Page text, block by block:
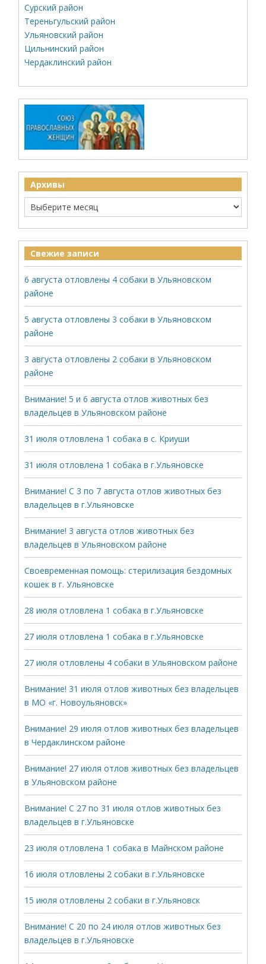
Сурский район
Тереньгульский район
Ульяновский район
Цильнинский район
Чердаклинский район
Архивы
Свежие записи
6 августа отловлены 4 собаки в Ульяновском
районе
5 августа отловлены 3 собаки в Ульяновском
районе
3 августа отловлены 2 собаки в Ульяновском
районе
Внимание! 5 и 6 августа отлов животных без
владельцев в Ульяновском районе
31 июля отловлена 1 собака в с. Криуши
31 июля отловлена 1 собака в г.Ульяновске
Внимание! С 3 по 7 августа отлов животных без
владельцев в г.Ульяновске
Внимание! 3 августа отлов животных без
владельцев в Ульяновском районе
Своевременная помощь: стерилизация бездомных
кошек в г. Ульяновске
28 июля отловлена 1 собака в г.Ульяновске
27 июля отловлена 1 собака в г.Ульяновске
27 июля отловлены 4 собаки в Ульяновском районе
Внимание! 31 июля отлов животных без владельцев
в МО «г. Новоульяновск»
Внимание! 29 июля отлов животных без владельцев
в Чердаклинском районе
Внимание! 27 июля отлов животных без владельцев
в Ульяновском районе
Внимание! С 27 по 31 июля отлов животных без
владельцев в г.Ульяновске
23 июля отловлена 1 собака в Майнском районе
16 июля отловлены 2 собаки в г.Ульяновске
15 июля отловлены 2 собаки в г.Ульяновск
Внимание! С 20 по 24 июля отлов животных без
владельцев в г.Ульяновске